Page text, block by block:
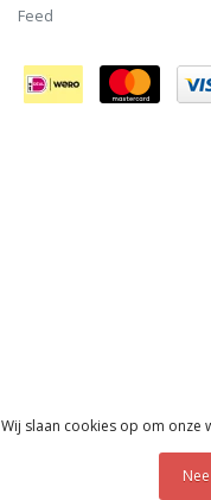
Feed
Wij slaan cookies op om onze
Nee